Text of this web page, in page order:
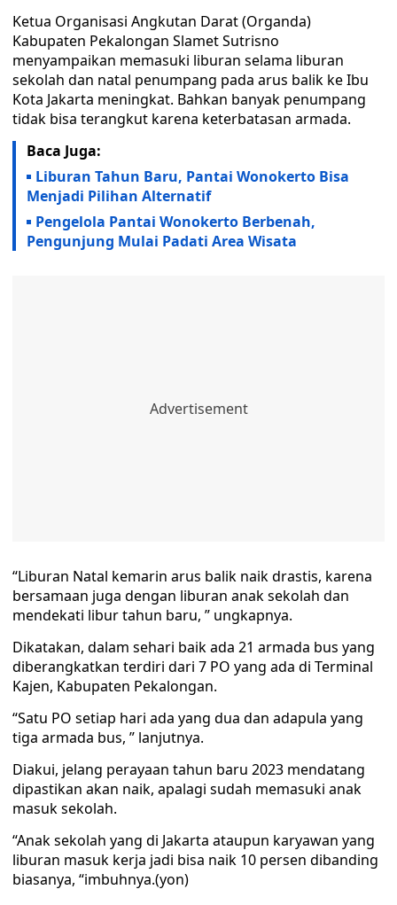
Ketua Organisasi Angkutan Darat (Organda)
Kabupaten Pekalongan Slamet Sutrisno
menyampaikan memasuki liburan selama liburan
sekolah dan natal penumpang pada arus balik ke Ibu
Kota Jakarta meningkat. Bahkan banyak penumpang
tidak bisa terangkut karena keterbatasan armada.
Baca Juga:
Liburan Tahun Baru, Pantai Wonokerto Bisa
Menjadi Pilihan Alternatif
Pengelola Pantai Wonokerto Berbenah,
Pengunjung Mulai Padati Area Wisata
“Liburan Natal kemarin arus balik naik drastis, karena
bersamaan juga dengan liburan anak sekolah dan
mendekati libur tahun baru, ” ungkapnya.
Dikatakan, dalam sehari baik ada 21 armada bus yang
diberangkatkan terdiri dari 7 PO yang ada di Terminal
Kajen, Kabupaten Pekalongan.
“Satu PO setiap hari ada yang dua dan adapula yang
tiga armada bus, ” lanjutnya.
Diakui, jelang perayaan tahun baru 2023 mendatang
dipastikan akan naik, apalagi sudah memasuki anak
masuk sekolah.
“Anak sekolah yang di Jakarta ataupun karyawan yang
liburan masuk kerja jadi bisa naik 10 persen dibanding
biasanya, “imbuhnya.(yon)